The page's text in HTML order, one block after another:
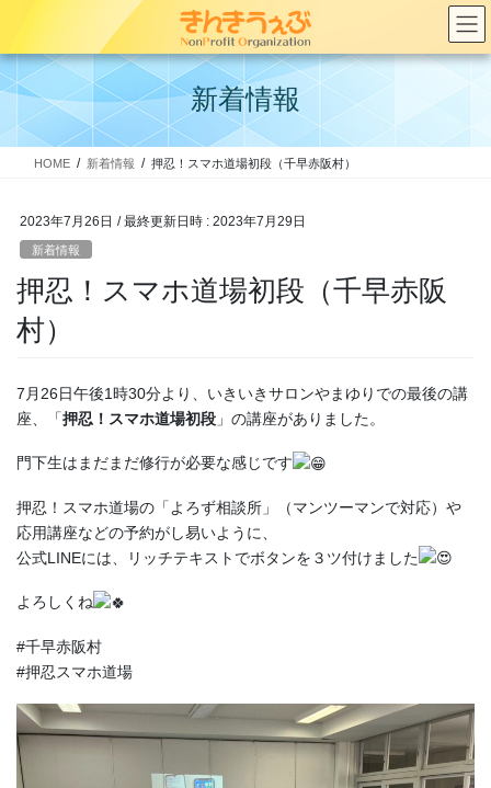
テ
ン
へ
ス
ゲ
ー
ョ
ン
新着情報
HOME 新着情報 押忍！スマホ道場初段（千早赤阪村）
2023年7月26日 / 最終更新日時 : 2023年7月29日
新着情報
押忍！スマホ道場初段（千早赤阪
村）
7月26日午後1時30分より、いきいきサロンやまゆりでの最後の講
座、「押忍！スマホ道場初段 」の講座がありました。
門下生はまだまだ修行が必要な感じです
押忍！スマホ道場の「よろず相談所」（マンツーマンで対応）や
応用講座などの予約がし易いように、
公式LINEには、リッチテキストでボタンを３ツ付けました
よろしくね
#千早赤阪村
#押忍スマホ道場